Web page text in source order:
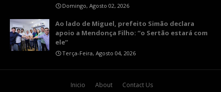
Domingo, Agosto 02, 2026
Ao lado de Miguel, prefeito Simão declara
apoio a Mendonça Filho: “o Sertão estará com
ele”
Terça-Feira, Agosto 04, 2026
Inicio About Contact Us